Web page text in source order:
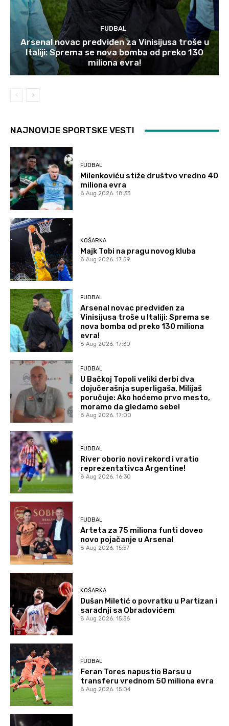
FUDBAL
Arsenal novac predviđen za Vinisijusa troše u
Italiji: Sprema se nova bomba od preko 130
miliona evra!
NAJNOVIJE SPORTSKE VESTI
FUDBAL
Milenkoviću stiže društvo vredno 40
miliona evra
8 Aug 2026. 18:33
KOŠARKA
Majk Tobi na pragu novog kluba
8 Aug 2026. 17:59
FUDBAL
Arsenal novac predviđen za
Vinisijusa troše u Italiji: Sprema se
nova bomba od preko 130 miliona
evra!
8 Aug 2026. 17:30
FUDBAL
U Bačkoj Topoli veliki derbi dva
dojučerašnja superligaša, Milijaš
poručuje: Ako hoćemo prvo mesto,
moramo da gledamo sebe!
8 Aug 2026. 17:00
FUDBAL
River oborio novi rekord i vratio
reprezentativca Argentine!
8 Aug 2026. 16:30
FUDBAL
Arteta za 75 miliona funti doveo
novo pojačanje u Arsenal
8 Aug 2026. 15:57
KOŠARKA
Dušan Miletić o povratku u Partizan i
saradnji sa Obradovićem
8 Aug 2026. 15:36
FUDBAL
Feran Tores napustio Barsu u
transferu vrednom 50 miliona evra
8 Aug 2026. 15:04